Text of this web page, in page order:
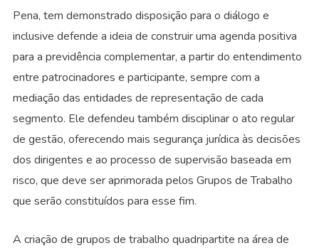
Pena, tem demonstrado disposição para o diálogo e
inclusive defende a ideia de construir uma agenda positiva
para a previdência complementar, a partir do entendimento
entre patrocinadores e participante, sempre com a
mediação das entidades de representação de cada
segmento. Ele defendeu também disciplinar o ato regular
de gestão, oferecendo mais segurança jurídica às decisões
dos dirigentes e ao processo de supervisão baseada em
risco, que deve ser aprimorada pelos Grupos de Trabalho
que serão constituídos para esse fim.
A criação de grupos de trabalho quadripartite na área de